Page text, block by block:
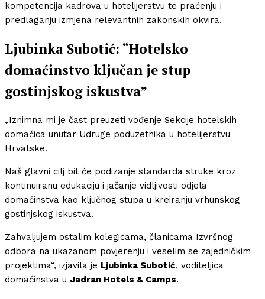
kompetencija kadrova u hotelijerstvu te praćenju i
predlaganju izmjena relevantnih zakonskih okvira.
Ljubinka Subotić: “Hotelsko
domaćinstvo ključan je stup
gostinjskog iskustva”
„Iznimna mi je čast preuzeti vođenje Sekcije hotelskih
domaćica unutar Udruge poduzetnika u hotelijerstvu
Hrvatske.
Naš glavni cilj bit će podizanje standarda struke kroz
kontinuiranu edukaciju i jačanje vidljivosti odjela
domaćinstva kao ključnog stupa u kreiranju vrhunskog
gostinjskog iskustva.
Zahvaljujem ostalim kolegicama, članicama Izvršnog
odbora na ukazanom povjerenju i veselim se zajedničkim
projektima“, izjavila je Ljubinka Subotić, voditeljica
domaćinstva u Jadran Hotels & Camps.